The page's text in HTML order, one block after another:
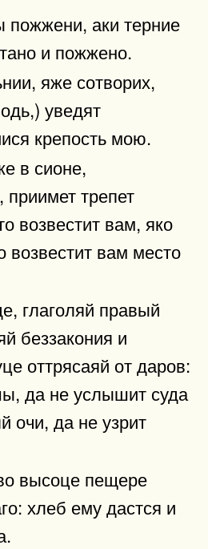
пожжени, аки терние
и пожжено.
яже сотворих,
уведят
крепость мою.
в сионе,
трепет
возвестит вам, яко
возвестит вам место
глаголяй правый
беззакония и
оттрясаяй от даров:
да не услышит суда
очи, да не узрит
высоце пещере
хлеб ему дастся и